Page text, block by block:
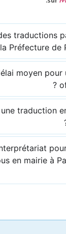
traductions
Préfecture de
moyen
traduction
en mairie à